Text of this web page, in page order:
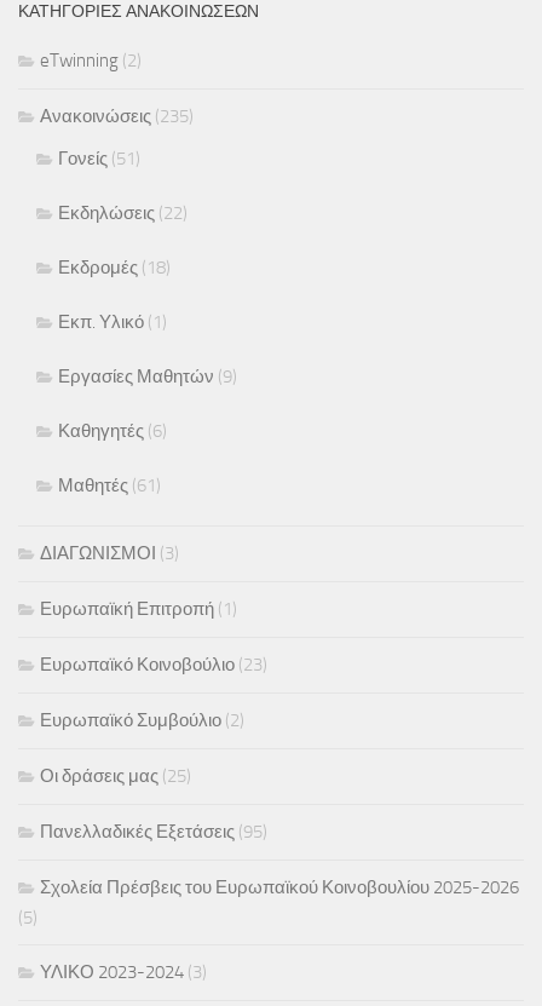
ΚΑΤΗΓΟΡΊΕΣ ΑΝΑΚΟΙΝΏΣΕΩΝ
eTwinning (2)
Ανακοινώσεις (235)
Γονείς (51)
Εκδηλώσεις (22)
Εκδρομές (18)
Εκπ. Υλικό (1)
Εργασίες Μαθητών (9)
Καθηγητές (6)
Μαθητές (61)
ΔΙΑΓΩΝΙΣΜΟΙ (3)
Ευρωπαϊκή Επιτροπή (1)
Ευρωπαϊκό Κοινοβούλιο (23)
Ευρωπαϊκό Συμβούλιο (2)
Οι δράσεις μας (25)
Πανελλαδικές Εξετάσεις (95)
Σχολεία Πρέσβεις του Ευρωπαϊκού Κοινοβουλίου 2025-2026
(5)
ΥΛΙΚΟ 2023-2024 (3)